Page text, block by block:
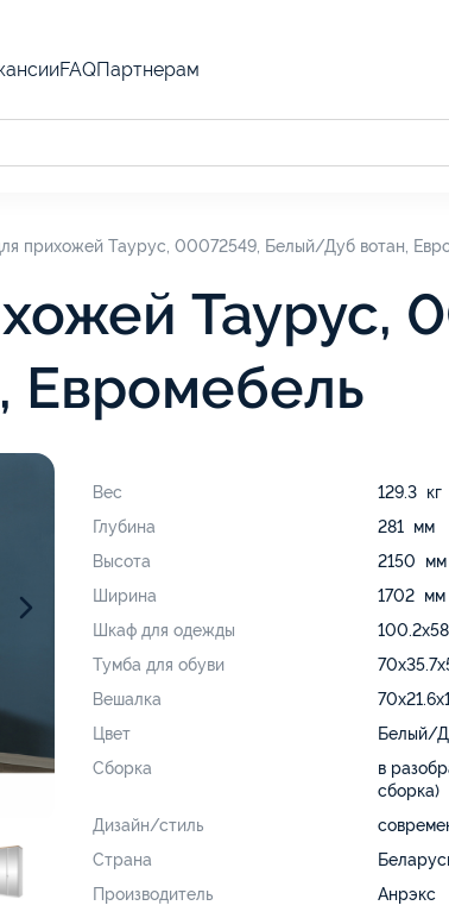
FAQПартнерам
прихожей Таурус, 00072549, Белый/Дуб вотан,
Таурус,
Евромебель
Вес
129.3 кг
Глубина
281 мм
Высота
2150 мм
Ширина
1702 мм
Шкаф для одежды
Тумба для обуви
Вешалка
Цвет
Белый/
Сборка
в
сборка)
Дизайн/стиль
Страна
Производитель
Анрэкс